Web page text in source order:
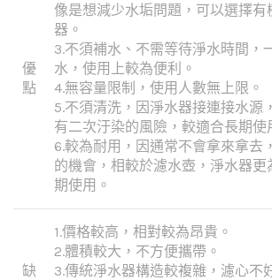
優
點
像是想減少水垢問題，可以選擇有
器。
3.不須補水、不需等待淨水時間，
水，使用上較為便利。
4.無容量限制，使用人數無上限。
5.不須清洗，因淨水器接連接水源
有二次汙染的風險，較適合長期使
6.較為耐用，因通常不會拿來拿去
的機會，相較於濾水壺，淨水器更
期使用。
缺
1.價格較高，相對較為昂貴。
2.體積較大，不方便攜帶。
3.傳統淨水器構造較複雜，濾心不